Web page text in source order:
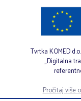
Tvrtka KOMED
„Digitalna
Pročitaj više